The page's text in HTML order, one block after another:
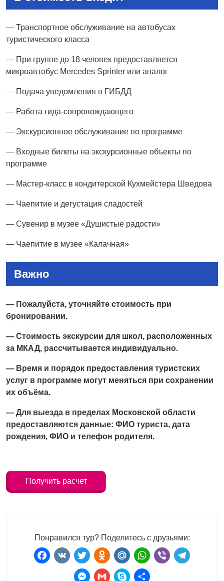
— Транспортное обслуживание на автобусах
туристического класса
— При группе до 18 человек предоставляется
микроавтобус Mercedes Sprinter или аналог
— Подача уведомления в ГИБДД
— Работа гида-сопровождающего
— Экскурсионное обслуживание по программе
— Входные билеты на экскурсионные объекты по
программе
— Мастер-класс в кондитерской Кухмейстера Шведова
— Чаепитие и дегустация сладостей
— Сувенир в музее «Душистые радости»
— Чаепитие в музее «Калачная»
Важно
— Пожалуйста, уточняйте стоимость при
бронировании.
— Стоимость экскурсии для школ, расположенных
за МКАД, рассчитывается индивидуально.
— Время и порядок предоставления туристских
услуг в программе могут меняться при сохранении
их объёма.
— Для выезда в пределах Московской области
предоставляются данные: ФИО туриста, дата
рождения, ФИО и телефон родителя.
Получить расчет
Понравился тур? Поделитесь с друзьями:
Facebook
VKTwitter
Odnoklassniki
Mail.Ru
WhatsApp